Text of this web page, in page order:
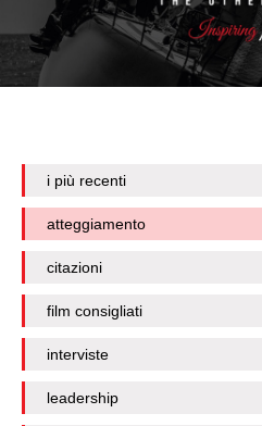
i più recenti
atteggiamento
citazioni
film consigliati
interviste
leadership